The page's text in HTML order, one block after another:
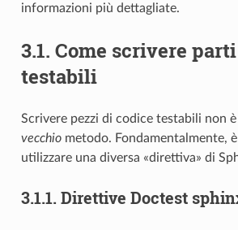
informazioni più dettagliate.
3.1. Come scrivere
testabili
Scrivere pezzi di codice testabili non è
vecchiometodo. Fondamentalmente,
utilizzare una diversa «direttiva» di
3.1.1. Direttive Doctest